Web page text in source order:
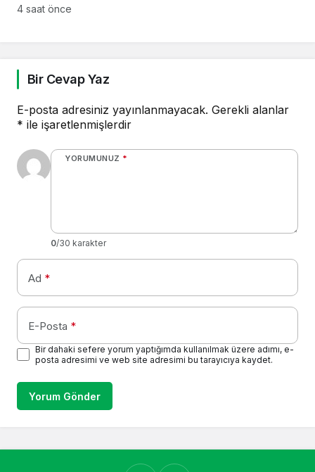
4 saat önce
Bir Cevap Yaz
E-posta adresiniz yayınlanmayacak. Gerekli alanlar
* ile işaretlenmişlerdir
YORUMUNUZ *
0/30 karakter
Ad *
E-Posta *
Bir dahaki sefere yorum yaptığımda kullanılmak üzere adımı, e-
posta adresimi ve web site adresimi bu tarayıcıya kaydet.
Yorum Gönder